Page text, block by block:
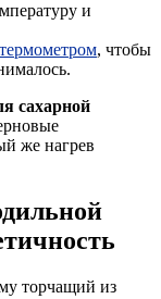
и
термометром, чтобы
сахарной
же нагрев
торчащий из